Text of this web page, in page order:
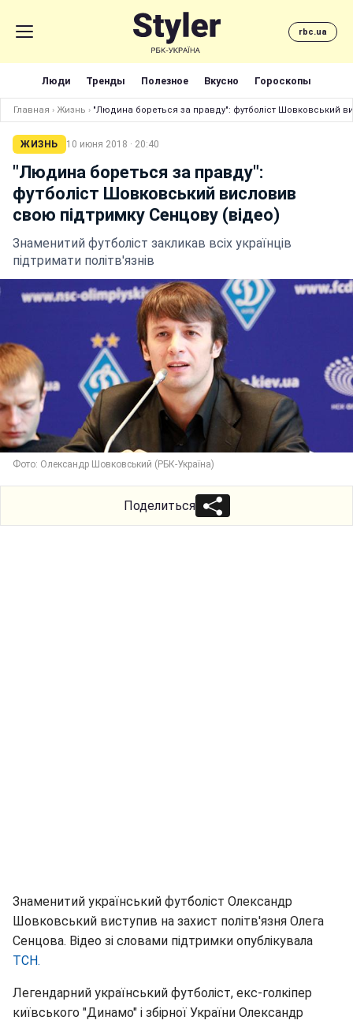
rbc.ua
Люди Тренды Полезное Вкусно Гороскопы
Главная › Жизнь › "Людина бореться за правду": футболіст Шовковський
ЖИЗНЬ 10 июня 2018 · 20:40
"Людина бореться за правду":
футболіст Шовковський висловив
свою підтримку Сенцову (відео)
Знаменитий футболіст закликав всіх українців
підтримати політв'язнів
Фото: Олександр Шовковський (РБК-Україна)
Поделиться
Знаменитий український футболіст Олександр
Шовковський виступив на захист політв'язня Олега
Сенцова. Відео зі словами підтримки опублікувала
ТСН.
Легендарний український футболіст, екс-голкіпер
київського "Динамо" і збірної України Олександр